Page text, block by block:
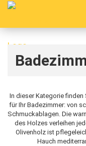
In dieser Kategorie finden
für Ihr Badezimmer: von
Schmuckablagen. Die
des Holzes verleihen
Olivenholz ist
Hauch